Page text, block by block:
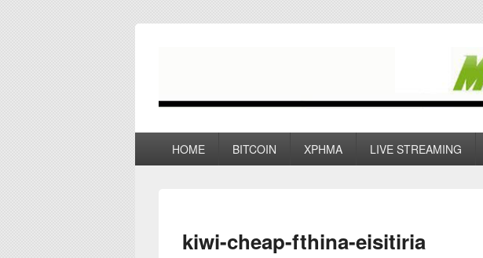
HOME BITCOIN ΧΡΗΜΑ LIVE STREAMING
kiwi-cheap-fthina-eisitiria